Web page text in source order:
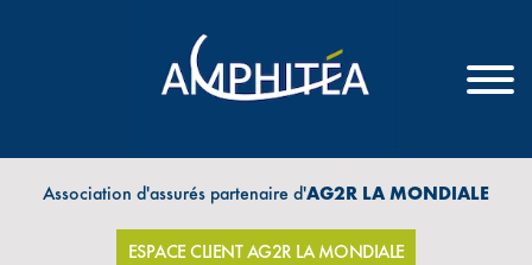
Association d'assurés partenaire d'AG2R LA MONDIALE
ESPACE CLIENT AG2R LA MONDIALE